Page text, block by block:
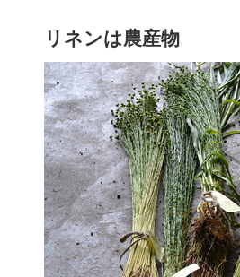
リネンは農産物